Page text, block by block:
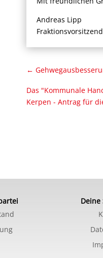
Andreas Lipp
←
Das "Kommunale
Kerpen - Antrag für
Deine